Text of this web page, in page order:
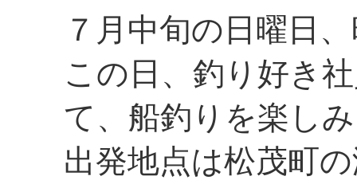
７月中旬の日曜日
この日、釣り好き
て、船釣りを楽し
出発地点は松茂町